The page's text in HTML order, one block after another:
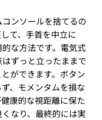
ンソールを捨てるの
て、手首を中立に
な方法です。電気式
ずっと立ったままで
ができます。ボタン
、モメンタムを損な
康的な視距離に保た
なり、最終的には実